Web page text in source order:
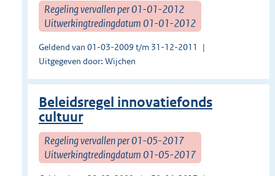
Regeling vervallen per 01-01-2012
Uitwerkingtredingdatum 01-01-2012
Geldend van 01-03-2009 t/m 31-12-2011
Uitgegeven door: Wijchen
Beleidsregel innovatiefonds
cultuur
Regeling vervallen per 01-05-2017
Uitwerkingtredingdatum 01-05-2017